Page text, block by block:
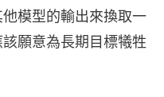
模型的輸出來換取一
願意為長期目標犧牲